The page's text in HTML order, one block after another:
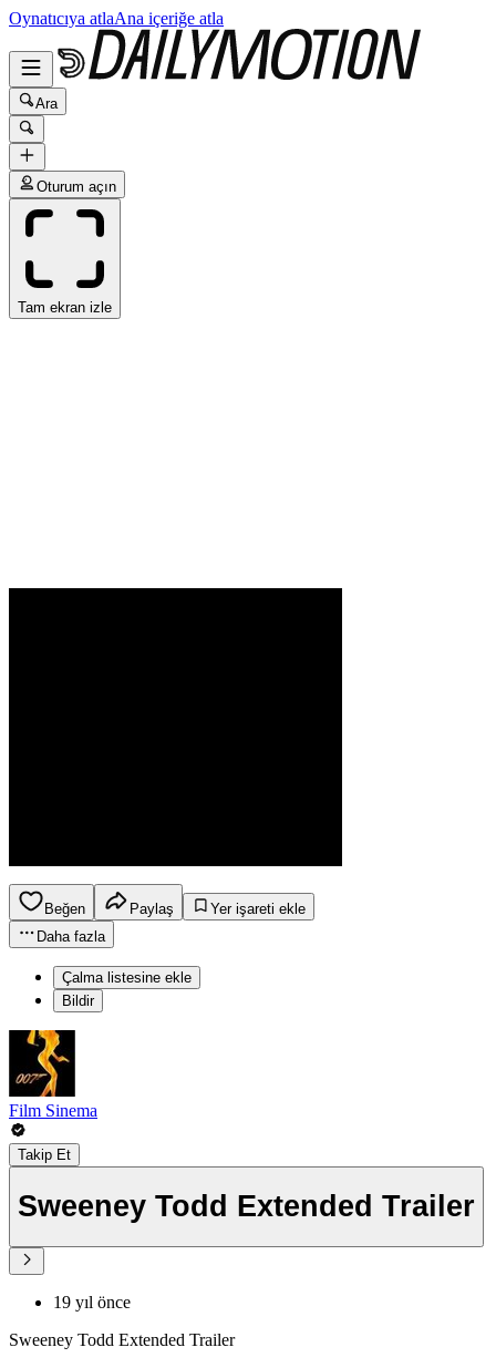
Oynatıcıya atlaAna içeriğe atla
Ara
Oturum açın
Tam ekran izle
Beğen Paylaş
Yer işareti ekle
Daha fazla
Çalma listesine ekle
Bildir
Film Sinema
Takip Et
Sweeney Todd Extended Trailer
19 yıl önce
Sweeney Todd Extended Trailer